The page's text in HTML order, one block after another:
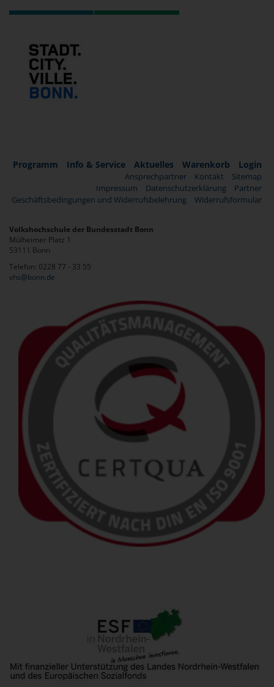
Programm Info & Service Aktuelles Warenkorb Login
Ansprechpartner Kontakt
Sitemap
Impressum
Datenschutzerklärung
Partner
Geschäftsbedingungen und Widerrufsbelehrung
Widerrufsformular
Volkshochschule der Bundesstadt Bonn
Mülheimer Platz 1
53111 Bonn
Telefon: 0228 77 - 33 55
vhs@bonn.de